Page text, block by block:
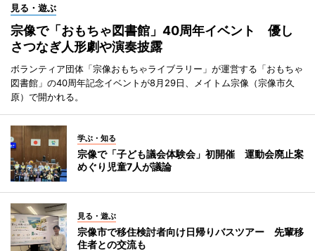
見る・遊ぶ
宗像で「おもちゃ図書館」40周年イベント 優し
さつなぎ人形劇や演奏披露
ボランティア団体「宗像おもちゃライブラリー」が運営する「おもちゃ
図書館」の40周年記念イベントが8月29日、メイトム宗像（宗像市久
原）で開かれる。
学ぶ・知る
宗像で「子ども議会体験会」初開催 運動会廃止案
めぐり児童7人が議論
見る・遊ぶ
宗像市で移住検討者向け日帰りバスツアー 先輩移
住者との交流も